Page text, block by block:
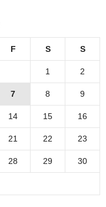
F S S
1 2
7 8 9
14 15 16
21 22 23
28 29 30